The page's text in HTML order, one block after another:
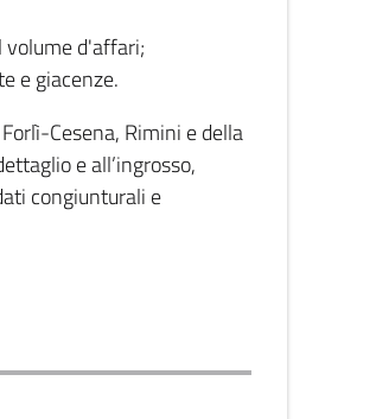
volume d'affari;
e giacenze.
Cesena, Rimini e della
e all’ingrosso,
congiunturali e